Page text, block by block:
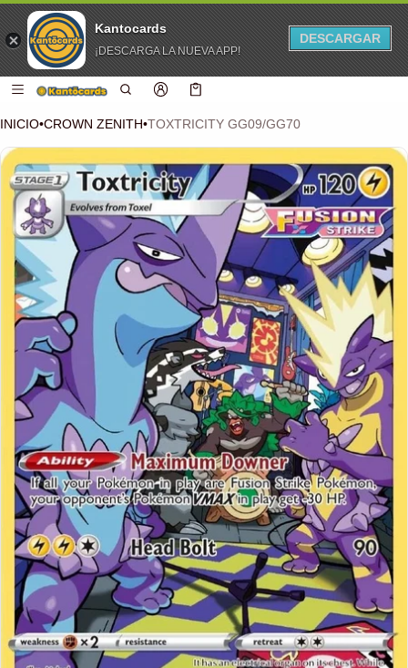
INICIO•CROWN ZENITH•TOXTRICITY GG09/GG70
DEL PRODUCTO
Kantocards
¡DESCARGA LA NUEVA APP!
DESCARGAR